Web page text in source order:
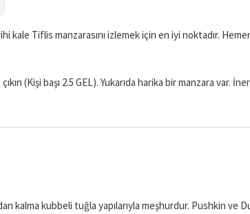
kale Tiflis manzarasını izlemek için en iyi noktadır.
(Kişi başı 2.5 GEL). Yukarıda harika bir manzara var.
kalma kubbeli tuğla yapılarıyla meşhurdur. Pushkin